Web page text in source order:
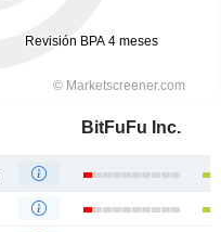
BitFuFu Inc.